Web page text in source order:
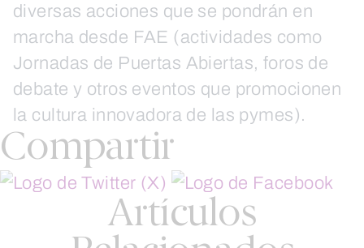
diversas acciones que se pondrán en
marcha desde FAE (actividades como
Jornadas de Puertas Abiertas, foros de
debate y otros eventos que promocionen
la cultura innovadora de las pymes).
Compartir
Artículos